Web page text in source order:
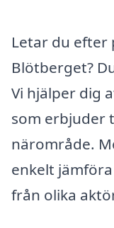
Letar du efter
Blötberget?
Vi hjälper dig
som erbjuder
närområde.
enkelt
från olika